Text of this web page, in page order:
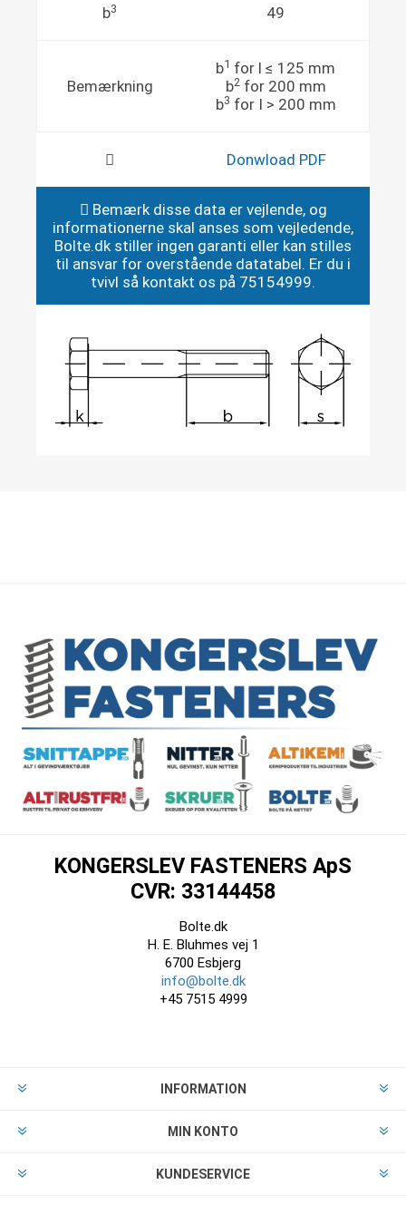
b3 49
Bemærkning
b1 for l ≤ 125 mm
b2for 200 mm
b3 for I > 200 mm
Donwload PDF
Bemærk disse data er vejlende, og
informationerne skal anses som vejledende,
Bolte.dk stiller ingen garanti eller kan stilles
til ansvar for overstående datatabel. Er du i
tvivl så kontakt os på 75154999.
KONGERSLEV FASTENERS ApS
CVR: 33144458
Bolte.dk
H. E. Bluhmes vej 1
6700 Esbjerg
info@bolte.dk
+45 7515 4999
INFORMATION
MIN KONTO
KUNDESERVICE